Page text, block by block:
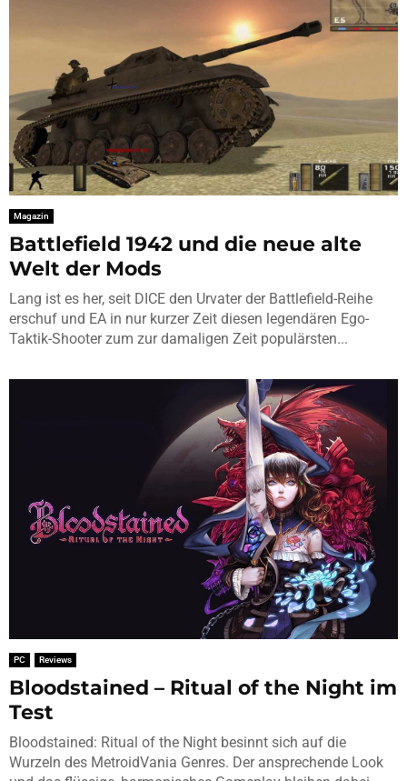
Magazin
Battlefield 1942 und die neue alte
Welt der Mods
Lang ist es her, seit DICE den Urvater der Battlefield-Reihe
erschuf und EA in nur kurzer Zeit diesen legendären Ego-
Taktik-Shooter zum zur damaligen Zeit populärsten...
PC Reviews
Bloodstained – Ritual of the Night im
Test
Bloodstained: Ritual of the Night besinnt sich auf die
Wurzeln des MetroidVania Genres. Der ansprechende Look